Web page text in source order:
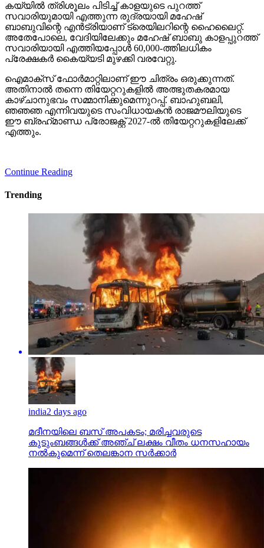
കയ്യില്‍ ത്രിശൂലം പിടിച്ച് കാളയുടെ പുറത്ത്
സവാരിയുമായി എത്തുന്ന രുദ്രയായി മഹേഷ്
ബാബുവിന്റെ എന്‍ട്രിയാണ് ട്രെയിലറിന്റെ ഹൈലൈറ്റ്.
അതേപോലെ, വേദിയിലേക്കും മഹേഷ് ബാബു കാളപ്പുറത്ത്
സവാരിയായി എത്തിയപ്പോള്‍ 60,000-ത്തിലധികം
പ്രേക്ഷകര്‍ കൈയ്യടി മുഴക്കി വരവേറ്റു.
ഐമാക്‌സ് ഫോര്‍മാറ്റിലാണ് ഈ ചിത്രം ഒരുക്കുന്നത്.
അതിനാല്‍ തന്നെ തിയേറ്ററുകളില്‍ അത്ഭുതകരമായ
കാഴ്ചാനുഭവം സമ്മാനിക്കുമെന്നുറപ്പ്. ബാഹുബലി,
ഞഞഞ എന്നിവയുടെ സംവിധായകന്‍ രാജമൗലിയുടെ
ഈ ബ്രഹ്‌മാണ്ഡ പ്രോജക്റ്റ് 2027-ല്‍ തിയേറ്ററുകളിലേക്ക്
എത്തും.
Continue Reading
Trending
india2 days ago
മദീനയിലെ ബസ് അപകടം; മരിച്ചവരുടെ
കുടുംബങ്ങള്‍ക്ക് അഞ്ച് ലക്ഷം വീതം ധനസഹായം
നല്‍കുമെന്ന് തെലങ്കാന സര്‍ക്കാര്‍